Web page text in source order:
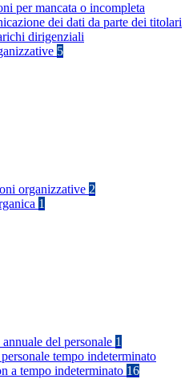
per mancata o incompleta
dei dati da parte dei titolari
dirigenziali
5
organizzative 2
1
del personale 1
tempo indeterminato
a tempo indeterminato 16